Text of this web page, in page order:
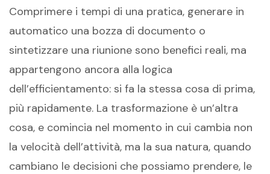
Comprimere i tempi di una pratica, generare in
automatico una bozza di documento o
sintetizzare una riunione sono benefici reali, ma
appartengono ancora alla logica
dell’efficientamento: si fa la stessa cosa di prima,
più rapidamente. La trasformazione è un’altra
cosa, e comincia nel momento in cui cambia non
la velocità dell’attività, ma la sua natura, quando
cambiano le decisioni che possiamo prendere, le